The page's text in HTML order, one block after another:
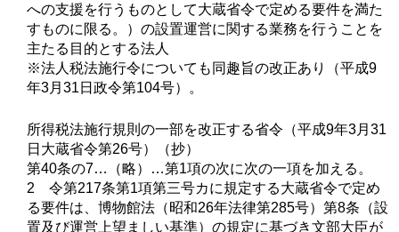
への支援を行うものとして大蔵省令で定める要件を満た
すものに限る。）の設置運営に関する業務を行うことを
主たる目的とする法人
※法人税法施行令についても同趣旨の改正あり（平成9
年3月31日政令第104号）。
所得税法施行規則の一部を改正する省令（平成9年3月31
日大蔵省令第26号）（抄）
第40条の7…（略）…第1項の次に次の一項を加える。
2 令第217条第1項第三号カに規定する大蔵省令で定め
る要件は、博物館法（昭和26年法律第285号）第8条（設
置及び運営上望ましい基準）の規定に基づき文部大臣が